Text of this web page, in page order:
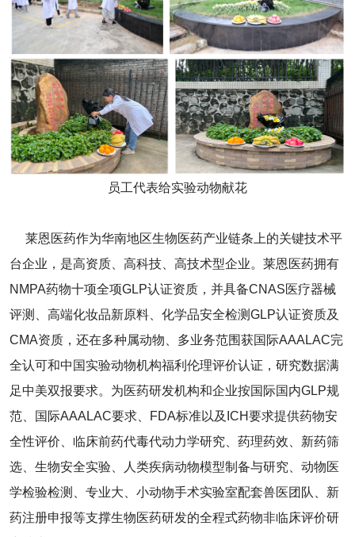
员工代表给实验动物献花
莱恩医药作为华南地区生物医药产业链条上的关键技术平
台企业，是高资质、高科技、高技术型企业。莱恩医药拥有
NMPA药物十项全项GLP认证资质，并具备CNAS医疗器械
评测、高端化妆品新原料、化学品安全检测GLP认证资质及
CMA资质，还在多种属动物、多业务范围获国际AAALAC完
全认可和中国实验动物机构福利伦理评价认证，研究数据满
足中美双报要求。为医药研发机构和企业按国际国内GLP规
范、国际AAALAC要求、FDA标准以及ICH要求提供药物安
全性评价、临床前药代毒代动力学研究、药理药效、新药筛
选、生物安全实验、人类疾病动物模型制备与研究、动物医
学检验检测、专业大、小动物手术实验室配套兽医团队、新
药注册申报等支撑生物医药研发的全程式药物非临床评价研